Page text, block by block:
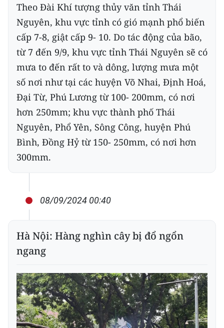
Theo Đài Khí tượng thủy văn tỉnh Thái
Nguyên, khu vực tỉnh có gió mạnh phổ biến
cấp 7-8, giật cấp 9- 10. Do tác động của bão,
từ 7 đến 9/9, khu vực tỉnh Thái Nguyên sẽ có
mưa to đến rất to và dông, lượng mưa một
số nơi như tại các huyện Võ Nhai, Định Hoá,
Đại Từ, Phú Lương từ 100- 200mm, có nơi
hơn 250mm; khu vực thành phố Thái
Nguyên, Phổ Yên, Sông Công, huyện Phú
Bình, Đồng Hỷ từ 150- 250mm, có nơi hơn
300mm.
08/09/2024 00:40
Hà Nội: Hàng nghìn cây bị đổ ngổn
ngang